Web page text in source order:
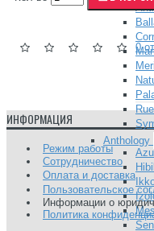
Anthology
0
ИНФОРМАЦИЯ
Режим работы
Сотрудничество
Оплата и доставка
Пользовательское
Информации о
Политика